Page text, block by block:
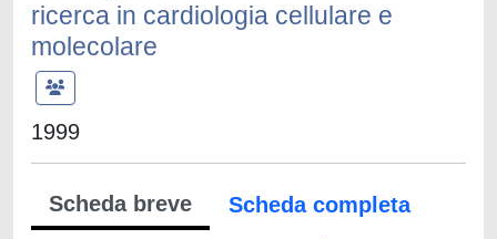
ricerca in cardiologia cellulare e
molecolare
1999
Scheda breve
Scheda completa